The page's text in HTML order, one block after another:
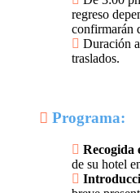
regreso
confirmarán
Duración
traslados.
Programa:
Recogida
de su hotel